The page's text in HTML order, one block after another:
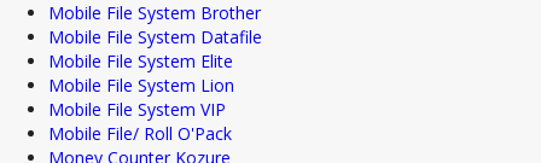
Mobile File System Brother
Mobile File System Datafile
Mobile File System Elite
Mobile File System Lion
Mobile File System VIP
Mobile File/ Roll O'Pack
Money Counter Kozure